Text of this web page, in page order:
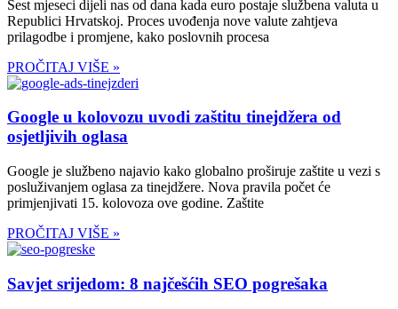
Šest mjeseci dijeli nas od dana kada euro postaje službena valuta u
Republici Hrvatskoj. Proces uvođenja nove valute zahtjeva
prilagodbe i promjene, kako poslovnih procesa
PROČITAJ VIŠE »
Google u kolovozu uvodi zaštitu tinejdžera od
osjetljivih oglasa
Google je službeno najavio kako globalno proširuje zaštite u vezi s
posluživanjem oglasa za tinejdžere. Nova pravila počet će
primjenjivati 15. kolovoza ove godine. Zaštite
PROČITAJ VIŠE »
Savjet srijedom: 8 najčešćih SEO pogrešaka